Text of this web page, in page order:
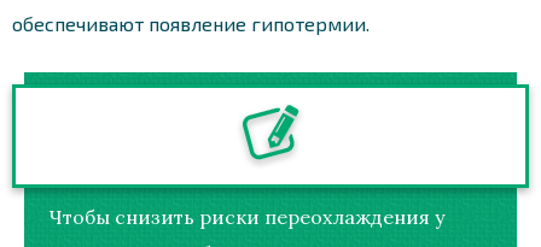
обеспечивают появление гипотермии.
Чтобы снизить риски переохлаждения у